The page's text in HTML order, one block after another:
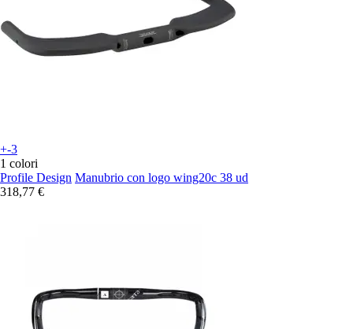
+-3
1 colori
Profile Design Manubrio con logo wing20c 38 ud
318,77 €